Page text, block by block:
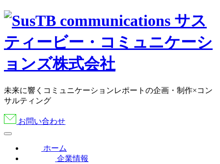
未来に響くコミュニケーションレポートの企画・制作×コン
サルティング
お問い合わせ
ホーム
企業情報